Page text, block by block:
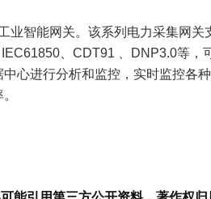
业智能网关。该系列电力采集网关
、CDT91 、DNP3.0等，
心进行分析和监控，实时监控各